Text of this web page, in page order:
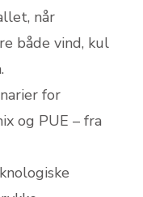
når
både vind, kul
for
og PUE – fra